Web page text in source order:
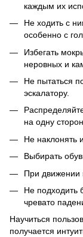
каждым их
Не ходить с
особенно с
Избегать
неровных и
Не пытаться
эскалатору.
на одну
Не наклонять
Выбирать
При движении
Не подходить
чревато
Научиться
получается